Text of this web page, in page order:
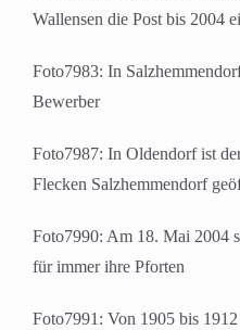
Wallensen die Post bis 2004
Foto7983: In
Bewerber
Foto7987: In Oldendorf ist
Flecken Salzhemmendorf
Foto7990: Am 18. Mai 2004
für immer ihre Pforten
Foto7991: Von 1905 bis